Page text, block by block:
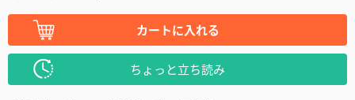
カートに入れる
ちょっと立ち読み